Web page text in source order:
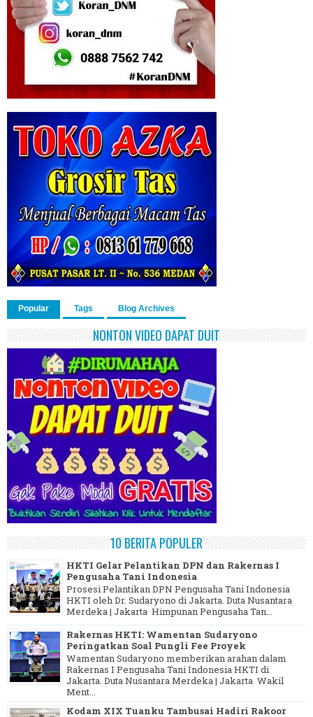
Popular Tags Blog Archives
NONTON VIDEO DAPAT DUIT
10 BERITA POPULER
HKTI Gelar Pelantikan DPN dan Rakernas I
Pengusaha Tani Indonesia
Prosesi Pelantikan DPN Pengusaha Tani Indonesia
HKTI oleh Dr. Sudaryono di Jakarta. Duta Nusantara
Merdeka | Jakarta Himpunan Pengusaha Tan...
Rakernas HKTI: Wamentan Sudaryono
Peringatkan Soal Pungli Fee Proyek
Wamentan Sudaryono memberikan arahan dalam
Rakernas I Pengusaha Tani Indonesia HKTI di
Jakarta. Duta Nusantara Merdeka | Jakarta Wakil
Ment...
Kodam XIX Tuanku Tambusai Hadiri Rakoor